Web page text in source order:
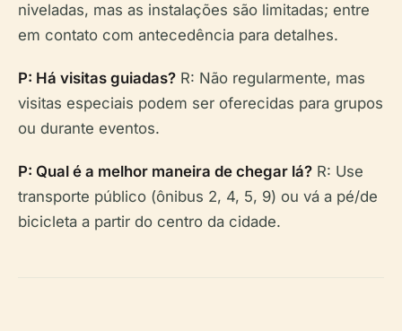
niveladas, mas as instalações são limitadas; entre
em contato com antecedência para detalhes.
P: Há visitas guiadas? R: Não regularmente, mas
visitas especiais podem ser oferecidas para grupos
ou durante eventos.
P: Qual é a melhor maneira de chegar lá? R: Use
transporte público (ônibus 2, 4, 5, 9) ou vá a pé/de
bicicleta a partir do centro da cidade.